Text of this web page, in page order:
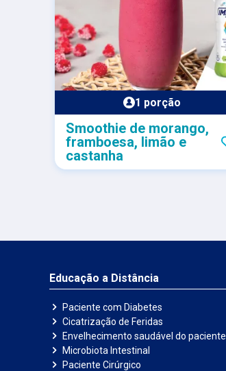
1 porção
Smoothie de morango,
framboesa, limão e
castanha
Educação a Distância
Paciente com Diabetes
Cicatrização de Feridas
Envelhecimento saudável do paciente
Microbiota Intestinal
Paciente Cirúrgico